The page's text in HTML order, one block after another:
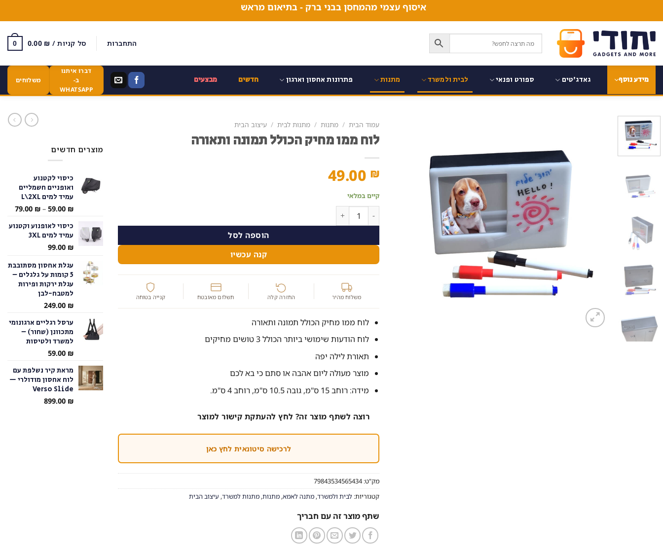
content
איסוף עצמי מהמחסן בבני ברק - בתיאום מראש
התחברות סל קניות / 0.00 ₪
0
מידע נוסף גאדג'טים ספורט ופנאי לבית ולמשרד מתנות פתרונות אחסון וארגון חדשים מבצעים
דברו איתנו
ב-
WHATSAPP
משלוחים
עמוד הבית / מתנות / מתנות לבית / עיצוב הבית
לוח ממו מחיק הכולל תמונה ותאורה
49.00 ₪
קיים במלאי
כמות של לוח ממו מחיק הכולל תמונה ותאורה
הוספה לסל
קנה עכשיו
משלוח מהיר החזרה קלה תשלום מאובטח קנייה בטוחה
לוח ממו מחיק הכולל תמונה ותאורה
לוח הודעות שימושי ביותר הכולל 3 טושים מחיקים
תאורת לילה יפה
מוצר מעולה ליום אהבה או סתם כי בא לכם
מידה: רוחב 15 ס"מ, גובה 10.5 ס"מ, רוחב 4 ס"מ.
רוצה לשתף מוצר זה? לחץ להעתקת קישור למוצר
לרכישה סיטונאית לחץ כאן
מק"ט:79843534565434
קטגוריות: לבית ולמשרד, מתנה לאמא, מתנות, מתנות למשרד, עיצוב הבית
שתף מוצר זה עם חבריך
מוצרים חדשים
כיסוי לקטנוע
ואופניים חשמליים
עמיד למים L\2XL
59.00 ₪
–
79.00 ₪
טווח
כיסוי לאופנוע וקטנוע
עמיד למים 3XL
99.00 ₪
עגלת אחסון מסתובבת
5 קומות על גלגלים –
עגלת ירקות ופירות
למטבח-לבן
249.00 ₪
ערסל רגליים ארגונומי
מתכוונן (שחור) –
למשרד ולטיסות
59.00 ₪
מראת קיר נשלפת עם
לוח אחסון מודולרי —
Verso Slide
899.00 ₪